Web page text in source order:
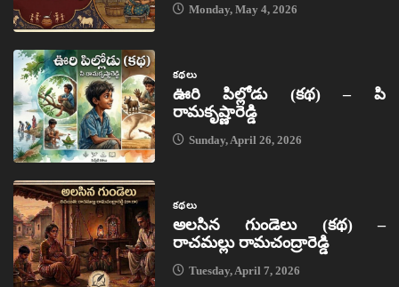
Monday, May 4, 2026
కథలు
ఊరి పిల్లోడు (కథ) – పి
రామకృష్ణారెడ్డి
Sunday, April 26, 2026
కథలు
అలసిన గుండెలు (కథ) –
రాచమల్లు రామచంద్రారెడ్డి
Tuesday, April 7, 2026